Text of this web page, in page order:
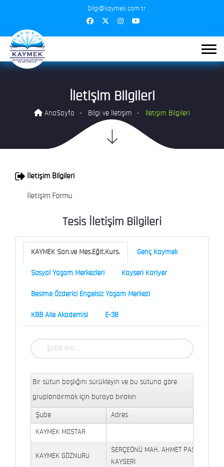
bilgi@kaymek.com.tr
İletişim Bilgileri
AnaSayfa Bilgi ve İletişim İletişim Bilgileri
İletişim Bilgileri
İletişim Formu
Tesis İletişim Bilgileri
KAYMEK San.ve Mes.Eğit.Kurs. Genç Kaymek
Sosyal Yaşam Merkezleri Kayseri Kariyer
Besime Özderici Engelsiz Yaşam Merkezi
KBB Aile Akademisi E-38
Bir sütun başlığını sürükleyin ve bu sütuna göre
gruplandırmak için buraya bırakın
Şube Adres
KAYMEK MOSTAR
KAYMEK GÖZNURU
SERÇEÖNÜ MAH. AHMET PAŞA CAD.
KAYSERİ